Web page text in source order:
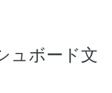
ュボード文